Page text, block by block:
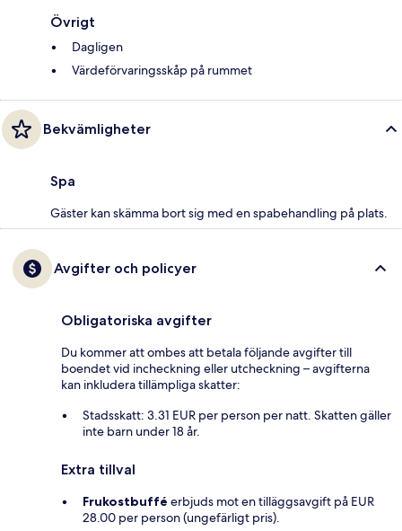
Övrigt
Dagligen
Värdeförvaringsskåp på rummet
Bekvämligheter
Spa
Gäster kan skämma bort sig med en spabehandling på plats.
Avgifter och policyer
Obligatoriska avgifter
Du kommer att ombes att betala följande avgifter till
boendet vid incheckning eller utcheckning – avgifterna
kan inkludera tillämpliga skatter:
Stadsskatt: 3.31 EUR per person per natt. Skatten gäller
inte barn under 18 år.
Extra tillval
Frukostbuffé erbjuds mot en tilläggsavgift på EUR
28.00 per person (ungefärligt pris).